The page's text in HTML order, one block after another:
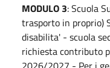
MODULO 3: Scuola
trasporto in proprio)
disabilita' - scuola
richiesta contributo